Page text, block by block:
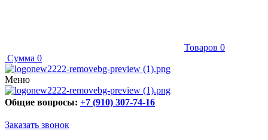
Товаров 0
Сумма 0
Меню
Общие вопросы: +7 (910) 307-74-16
Заказать звонок